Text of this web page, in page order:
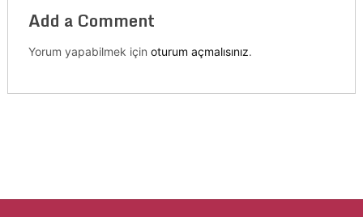
Add a Comment
Yorum yapabilmek için oturum açmalısınız.